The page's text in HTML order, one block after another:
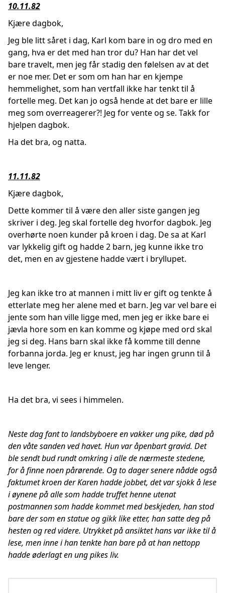
10.11.82
Kjære dagbok,
Jeg ble litt såret i dag, Karl kom bare in og dro med en
gang, hva er det med han tror du? Han har det vel
bare travelt, men jeg får stadig den følelsen av at det
er noe mer. Det er som om han har en kjempe
hemmelighet, som han vertfall ikke har tenkt til å
fortelle meg. Det kan jo også hende at det bare er lille
meg som overreagerer?! Jeg for vente og se. Takk for
hjelpen dagbok.
Ha det bra, og natta.
11.11.82
Kjære dagbok,
Dette kommer til å være den aller siste gangen jeg
skriver i deg. Jeg skal fortelle deg hvorfor dagbok. Jeg
overhørte noen kunder på kroen i dag. De sa at Karl
var lykkelig gift og hadde 2 barn, jeg kunne ikke tro
det, men en av gjestene hadde vært i bryllupet.
Jeg kan ikke tro at mannen i mitt liv er gift og tenkte å
etterlate meg her alene med et barn. Jeg var vel bare ei
jente som han ville ligge med, men jeg er ikke bare ei
jævla hore som en kan komme og kjøpe med ord skal
jeg si deg. Hans barn skal ikke få komme till denne
forbanna jorda. Jeg er knust, jeg har ingen grunn til å
leve lenger.
Ha det bra, vi sees i himmelen.
Neste dag fant to landsbyboere en vakker ung pike, død på
den våte sanden ved havet. Hun var åpenbart gravid. Det
ble sendt bud rundt omkring i alle de nærmeste stedene,
for å finne noen pårørende. Og to dager senere nådde også
faktumet kroen der Karen hadde jobbet, det var sjokk å lese
i øynene på alle som hadde truffet henne utenat
postmannen som hadde kommet med beskjeden, han stod
bare der som en statue og gikk like etter, han satte deg på
hesten og red videre. Utrykket på ansiktet hans var ikke til å
lese, men inne i han tenkte han bare på at han nettopp
hadde øderlagt en ung pikes liv.